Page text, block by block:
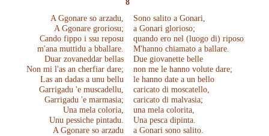
A Ggonare so arzadu,
A Ggonare groriosu;
Cando fippo i ssu reposu
m'ana muttidu a bballare.
Duar zovaneddar bellas
Non mi l'as an cherfiar dare;
Las an dadas a unu bellu
Garrigadu 'e muscadellu,
Garrigadu 'e marmasia;
Una mela coloria,
Unu pessiche pintadu.
A Ggonare so arzadu
Sono salito a Gonari,
a Gonari glorioso;
quando ero nel (luogo di) riposo
M'hanno chiamato a ballare.
Due giovanette belle
non me le hanno volute dare;
le hanno date a un bello
caricato di moscatello,
caricato di malvasia;
una mela colorita,
Una pesca dipinta.
a Gonari sono salito.